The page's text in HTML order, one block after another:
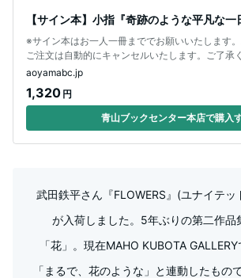
【サイン本】小指『奇跡のような平凡な一
※サイン本はお一人一冊まででお願いいたします
ご注文は自動的にキャンセルいたします。ご了承
aoyamabc.jp
1,320 円
青山ブックセンター本店で購入
武田鉄平さん『FLOWERS』(ユナイテッ
が入荷しました。5年ぶりの第二作品
「花」。現在MAHO KUBOTA
「まるで、花のような」と連動したもの